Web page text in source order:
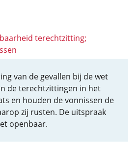
terechtzitting;
van de gevallen bij de wet
de terechtzittingen in het
en houden de vonnissen de
zij rusten. De uitspraak
openbaar.